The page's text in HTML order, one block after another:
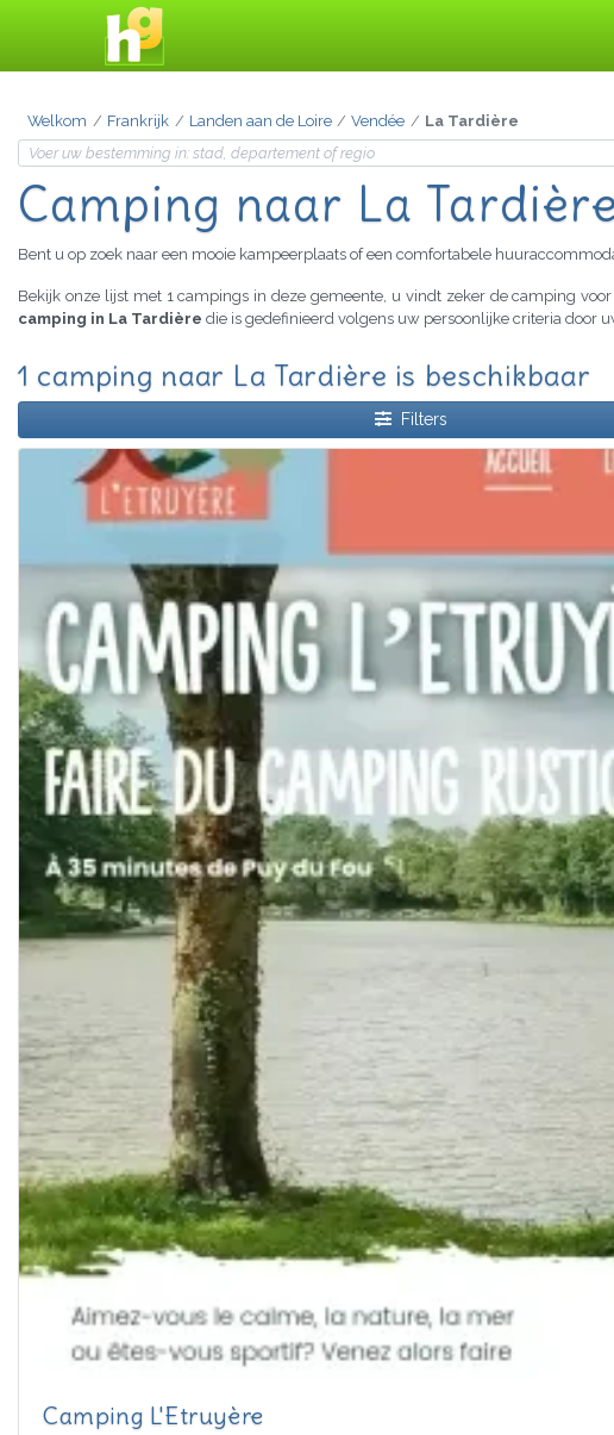
Welkom Frankrijk Landen aan de Loire Vendée La Tardière
Camping naar La Tardière
Bent u op zoek naar een mooie kampeerplaats of een comfortabele
Bekijk onze lijst met 1 campings in deze gemeente, u vindt zeker de camping
camping in La Tardière die is gedefinieerd volgens uw persoonlijke criteria door
1 camping naar La Tardière is beschikbaar
Filters
Camping L'Etruyère